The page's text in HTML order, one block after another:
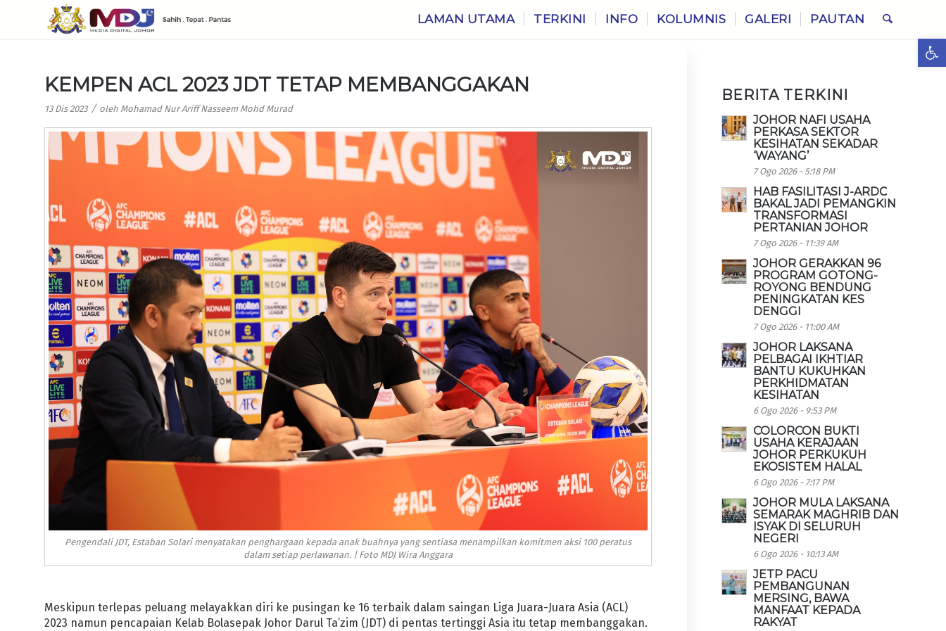
LAMAN UTAMA TERKINI INFO KOLUMNIS GALERI PAUTAN
KEMPEN ACL 2023 JDT TETAP MEMBANGGAKAN
13 Dis 2023 / oleh Mohamad Nur Ariff Nasseem Mohd Murad
Pengendali JDT, Estaban Solari menyatakan penghargaan kepada anak buahnya yang sentiasa menampilkan komitmen aksi 100 peratus
dalam setiap perlawanan. | Foto MDJ Wira Anggara
Meskipun terlepas peluang melayakkan diri ke pusingan ke 16 terbaik dalam saingan Liga Juara-Juara Asia (ACL)
2023 namun pencapaian Kelab Bolasepak Johor Darul Ta’zim (JDT) di pentas tertinggi Asia itu tetap membanggakan.
BERITA TERKINI
JOHOR NAFI USAHA
PERKASA SEKTOR
KESIHATAN SEKADAR
‘WAYANG’
7 Ogo 2026 - 5:18 PM
HAB FASILITASI J-ARDC
BAKAL JADI PEMANGKIN
TRANSFORMASI
PERTANIAN JOHOR
7 Ogo 2026 - 11:39 AM
JOHOR GERAKKAN 96
PROGRAM GOTONG-
ROYONG BENDUNG
PENINGKATAN KES
DENGGI
7 Ogo 2026 - 11:00 AM
JOHOR LAKSANA
PELBAGAI IKHTIAR
BANTU KUKUHKAN
PERKHIDMATAN
KESIHATAN
6 Ogo 2026 - 9:53 PM
COLORCON BUKTI
USAHA KERAJAAN
JOHOR PERKUKUH
EKOSISTEM HALAL
6 Ogo 2026 - 7:17 PM
JOHOR MULA LAKSANA
SEMARAK MAGHRIB DAN
ISYAK DI SELURUH
NEGERI
6 Ogo 2026 - 10:13 AM
JETP PACU
PEMBANGUNAN
MERSING, BAWA
MANFAAT KEPADA
RAKYAT